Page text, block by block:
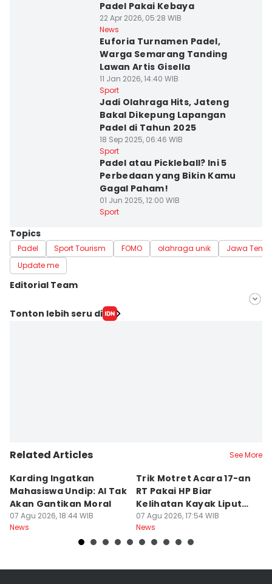
Padel Pakai Kebaya
22 Apr 2026, 05:28 WIB
News
Euforia Turnamen Padel,
Warga Semarang Tanding
Lawan Artis Gisella
11 Jan 2026, 14:40 WIB
Sport
Jadi Olahraga Hits, Jateng
Bakal Dikepung Lapangan
Padel di Tahun 2025
18 Sep 2025, 06:46 WIB
Sport
Padel atau Pickleball? Ini 5
Perbedaan yang Bikin Kamu
Gagal Paham!
01 Jun 2025, 12:00 WIB
Sport
Topics
Padel Sport Tourism FOMO olahraga unik
Jawa
Update me
Editorial Team
Editor
Tonton lebih seru di
Related Articles See More
Karding Ingatkan
Mahasiswa Undip: AI Tak
Akan Gantikan Moral
07 Agu 2026, 18:44 WIB
News
Trik Motret Acara 17-an
RT Pakai HP Biar
Kelihatan Kayak Liputan
Festival Nasional
07 Agu 2026, 17:54 WIB
News